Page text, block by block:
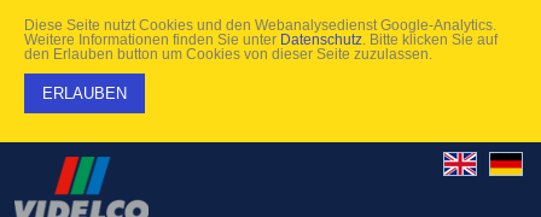
Diese Seite nutzt Cookies und den Webanalysedienst Google-Analytics.
Weitere Informationen finden Sie unter Datenschutz . Bitte klicken Sie auf
den Erlauben button um Cookies von dieser Seite zuzulassen.
ERLAUBEN